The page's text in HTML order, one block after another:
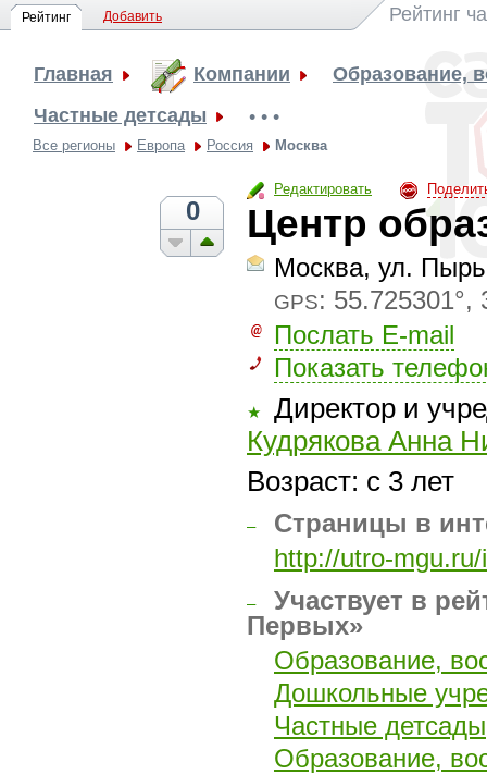
Рейтинг Добавить Рейтинг
Главная Компании
Образование,
Частные детсады
• • •
Все регионы Европа Россия Москва
Редактировать
0 Центр
Москва, ул.
GPS: 55.725301°,
Послать E-mail
Показать
★
Директор и
Кудрякова Анна
Возраст: с 3 лет
–
Страницы в
http://utro-
–
Участвует в
Первых»
Образование,
Дошкольные
Частные детсады
Образование,